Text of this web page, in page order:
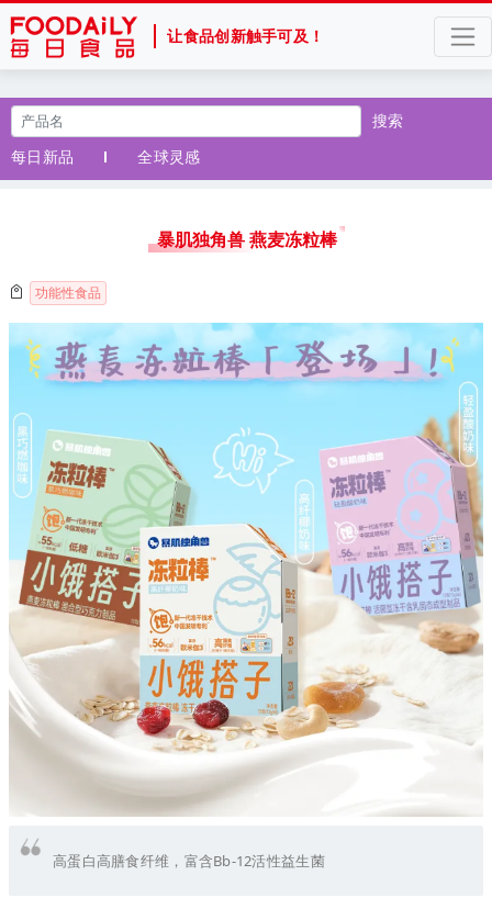
让食品创新触手可及！
搜索
每日新品
全球灵感
暴肌独角兽 燕麦冻粒棒
功能性食品
高蛋白高膳食纤维，富含Bb-12活性益生菌